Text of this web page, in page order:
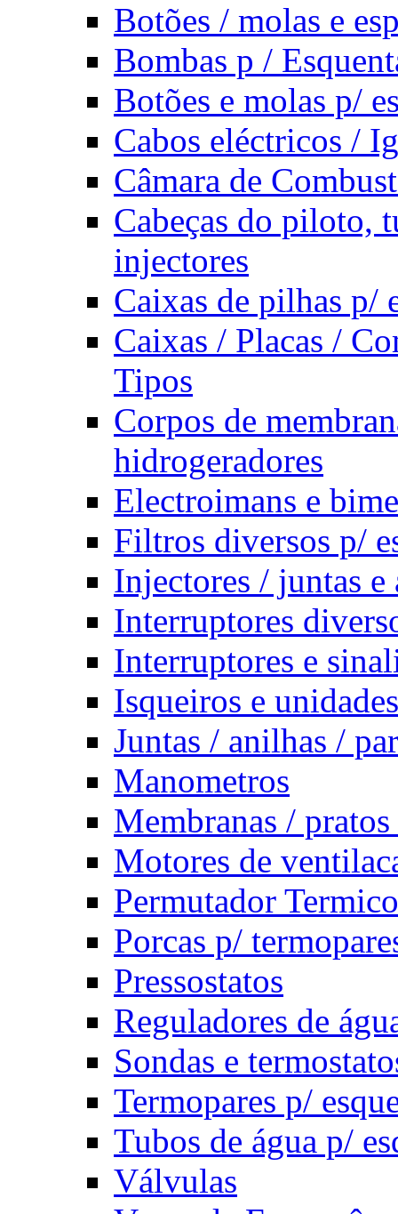
Botões / molas e
Bombas p /
Botões e molas p/
Cabos eléctricos /
Câmara de
Cabeças do piloto,
injectores
Caixas de pilhas p/
Caixas / Placas /
Tipos
Corpos de
hidrogeradores
Electroimans e
Filtros diversos p/
Injectores / juntas e
Interruptores
Interruptores e
Isqueiros e
Juntas / anilhas /
Manometros
Membranas /
Motores de
Permutador Termico
Porcas p/
Pressostatos
Reguladores de
Sondas e
Termopares p/
Tubos de água p/
Válvulas